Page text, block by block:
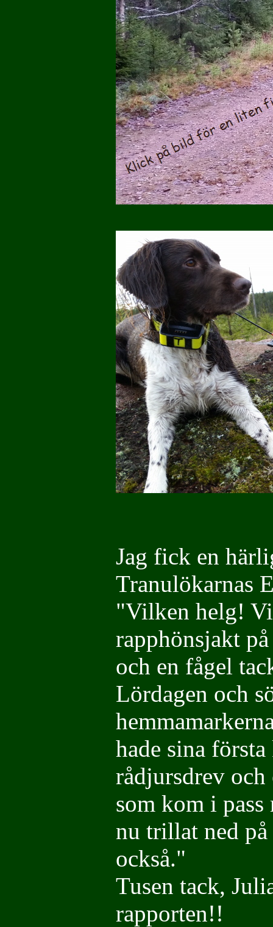
Jag fick en
Tranulökarnas
"Vilken helg!
rapphönsjakt
och en fågel
Lördagen och
hade sina
rådjursdrev
som kom i
nu trillat ned
också."
Tusen tack,
rapporten!!